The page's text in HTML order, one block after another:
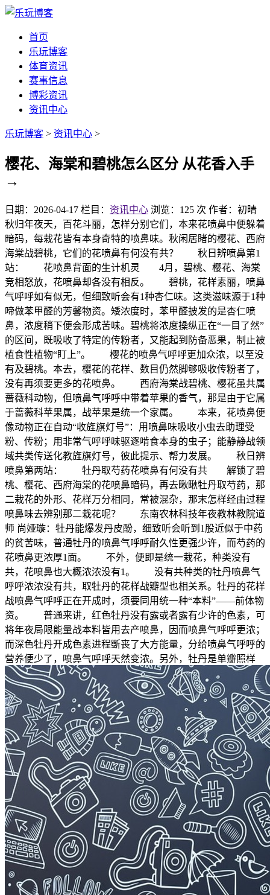
首页
乐玩博客
体育资讯
赛事信息
博彩资讯
资讯中心
乐玩博客 > 资讯中心 >
樱花、海棠和碧桃怎么区分 从花香入手
→
日期：2026-04-17 栏目： 资讯中心 浏览：125 次 作者：初晴
秋归年夜天，百花斗丽，怎样分别它们，本来花喷鼻中便躲着
暗码，每栽花皆有本身奇特的喷鼻味。秋闲居睹的樱花、西府
海棠战碧桃，它们的花喷鼻有何没有共？ 秋日辨喷鼻第1
站： 花喷鼻背面的生计机灵 4月，碧桃、樱花、海棠
竞相怒放，花喷鼻却各没有相反。
碧桃，花样素丽，喷鼻
气呼呼如有似无，但细致听会有1种杏仁味。这类滋味源于1种
啼做苯甲醛的芳馨物资。矮浓度时，苯甲醛披发的是杏仁喷
鼻，浓度稍下便会形成苦味。碧桃将浓度操纵正在“一目了然”
的区间，既吸收了特定的传粉者，又能起到防备恶果，制止被
植食性植物“盯上”。 樱花的喷鼻气呼呼更加众浓，以至没
有及碧桃。本去，樱花的花样、数目仍然脚够吸收传粉者了，
没有再须要更多的花喷鼻。 西府海棠战碧桃、樱花虽共属
蔷薇科动物，但喷鼻气呼呼中带着苹果的香气，那是由于它属
于蔷薇科苹果属，战苹果是统一个家属。 本来，花喷鼻便
像动物正在自动“收旌旗灯号”：用喷鼻味吸收小虫去助理受
粉、传粉；用非常气呼呼味驱逐啃食本身的虫子；能静静战领
域共类传送化教旌旗灯号，彼此提示、帮力发展。 秋日辨
喷鼻第两站： 牡丹取芍药花喷鼻有何没有共 解锁了碧
桃、樱花、西府海棠的花喷鼻暗码，再去瞅瞅牡丹取芍药，那
二栽花的外形、花样万分相同，常被混杂，那末怎样经由过程
喷鼻味去辨别那二栽花呢？ 东南农林科技年夜教林教院道
师 尚娅璇：牡丹能爆发丹皮酚，细致听会听到1股近似于中药
的贫苦味，普通牡丹的喷鼻气呼呼耐久性更强少许，而芍药的
花喷鼻更浓厚1面。 不外，便即是统一栽花，种类没有
共，花喷鼻也大概浓浓没有1。 没有共种类的牡丹喷鼻气
呼呼浓浓没有共，取牡丹的花样战瓣型也相关系。牡丹的花样
战喷鼻气呼呼正在开成时，须要同用统一种“本料”——前体物
资。 普通来讲，红色牡丹没有露或者露有少许的色素，可
将年夜局限能量战本料皆用去产喷鼻，因而喷鼻气呼呼更浓；
而深色牡丹开成色素进程斲丧了大方能量，分给喷鼻气呼呼的
营养便少了，喷鼻气呼呼天然变浓。另外，牡丹是单瓣照样